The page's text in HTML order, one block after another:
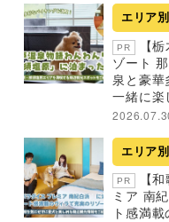
エリア
PR
【
ゾート
泉と豪華
一緒に楽
エリア
PR
【
ミア 南
ト感満